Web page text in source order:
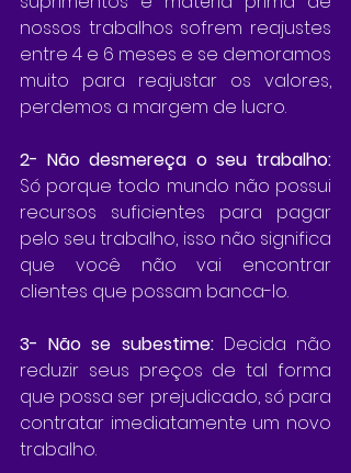
nossos trabalhos sofrem reajustes
entre 4 e 6 meses e se demoramos
muito para reajustar os valores,
perdemos a margem de lucro.
Só porque todo mundo não possui
recursos suficientes para pagar
pelo seu trabalho, isso não significa
que você não vai encontrar
clientes que possam banca-lo.
3- Não se subestime: Decida não
reduzir seus preços de tal forma
que possa ser prejudicado, só para
contratar imediatamente um novo
trabalho.